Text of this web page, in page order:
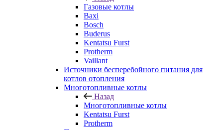
Газовые котлы
Baxi
Bosch
Buderus
Kentatsu Furst
Protherm
Vaillant
Источники бесперебойного питания для
котлов отопления
Многотопливные котлы
Назад
Многотопливные котлы
Kentatsu Furst
Protherm